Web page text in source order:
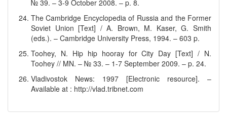
№ 39. – 3-9 October 2008. – p. 8.
The Cambridge Encyclopedia of Russia and the Former
Soviet Union [Text] / A. Brown, M. Kaser, G. Smith
(eds.). – Cambridge University Press, 1994. – 603 p.
Toohey, N. Hip hip hooray for City Day [Text] / N.
Toohey // MN. – № 33. – 1-7 September 2009. – p. 24.
Vladivostok News: 1997 [Electronic resource]. –
Available at : http://vlad.tribnet.com